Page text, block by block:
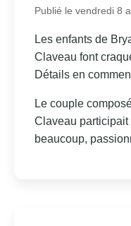
Publié le vendredi 8
Les enfants de
Claveau font
Détails en
Le couple
Claveau
beaucoup,